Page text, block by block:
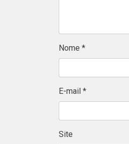
Nome *
E-mail *
Site